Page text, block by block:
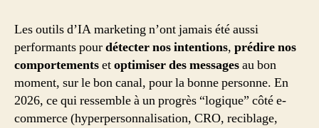
la
guerre
cognitive
:
quand
l’IA
marketing
Les outils d’IA marketing n’ont jamais été aussi
performants pourdétecter nos intentions, prédire nos
comportementsetoptimiser des messagesau bon
moment, sur le bon canal, pour la bonne personne. En
2026, ce qui ressemble à un progrès “logique” côté e-
commerce (hyperpersonnalisation, CRO, reciblage,